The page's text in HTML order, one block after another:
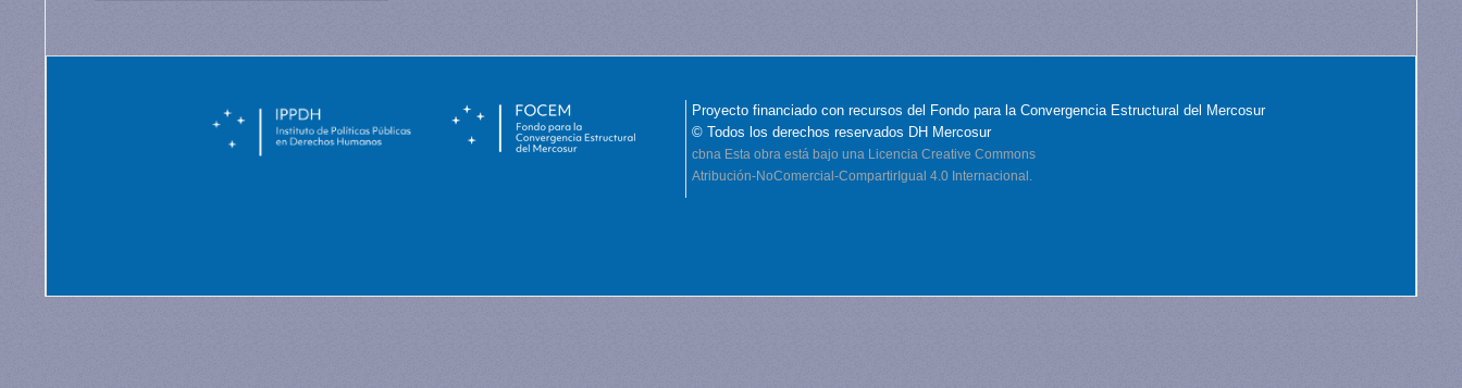
Proyecto financiado con recursos del Fondo para la Convergencia Estructural del Mercosur
© Todos los derechos reservados DH Mercosur
cbna Esta obra está bajo una Licencia Creative Commons
Atribución-NoComercial-CompartirIgual 4.0 Internacional.